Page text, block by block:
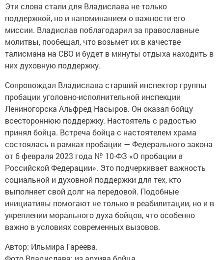
Эти слова стали для Владислава не только
поддержкой, но и напоминанием о важности его
миссии. Владислав поблагодарил за православные
молитвы, пообещал, что возьмет их в качестве
талисмана на СВО и будет в минуты отдыха находить в
них духовную поддержку.
Сопровождал Владислава старший инспектор группы
пробации уголовно-исполнительной инспекции
Лениногорска Альфред Насыров. Он оказал бойцу
всестороннюю поддержку. Настоятель с радостью
принял бойца. Встреча бойца с настоятелем храма
состоялась в рамках пробации — Федерального закона
от 6 февраля 2023 года № 10-ФЗ «О пробации в
Российской Федерации». Это подчеркивает важность
социальной и духовной поддержки для тех, кто
выполняет свой долг на передовой. Подобные
инициативы помогают не только в реабилитации, но и в
укреплении морального духа бойцов, что особенно
важно в условиях современных вызовов.
Автор: Ильмира Гареева.